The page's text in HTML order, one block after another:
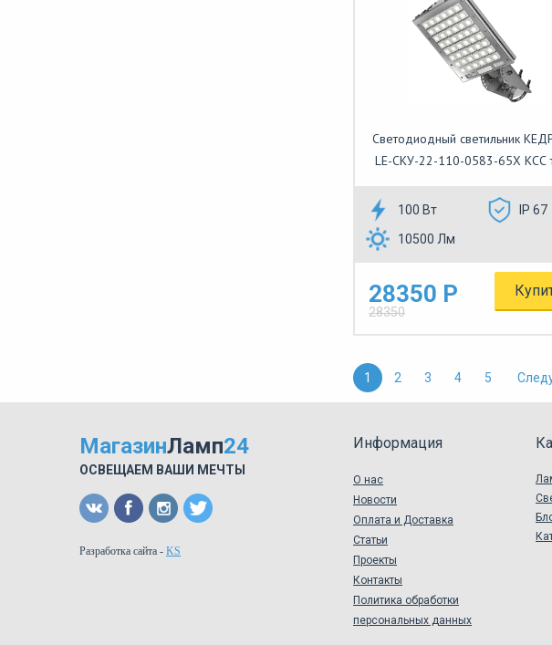
Светодиодный светильник
LE-СКУ-22-110-0583-65Х КСС
100 Вт
IP 67
10500 Лм
28350 Р
28350
1 2 3 4 5
МагазинЛамп24
ОСВЕЩАЕМ ВАШИ МЕЧТЫ
Разработка сайта - KS
Информация
О нас
Новости
Оплата и Доставка
Статьи
Проекты
Контакты
Политика обработки
персональных данных